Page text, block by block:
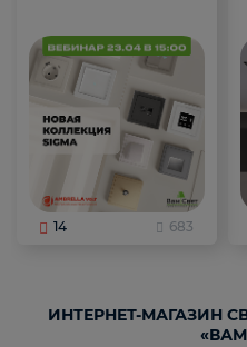
14 683
ИНТЕРНЕТ-МАГАЗИН